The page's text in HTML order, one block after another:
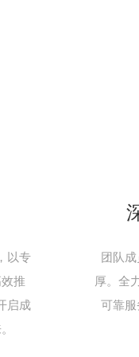
以专
推
启成
团队
厚。全
可靠服